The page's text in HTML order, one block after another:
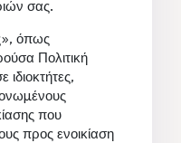
σας.
όπως
Πολιτική
που
προς ενοικίαση